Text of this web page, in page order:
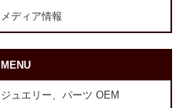
メディア情報
MENU
ジュエリー、パーツ OEM